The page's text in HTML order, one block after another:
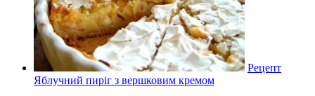
Рецепт
Яблучний пиріг з вершковим кремом